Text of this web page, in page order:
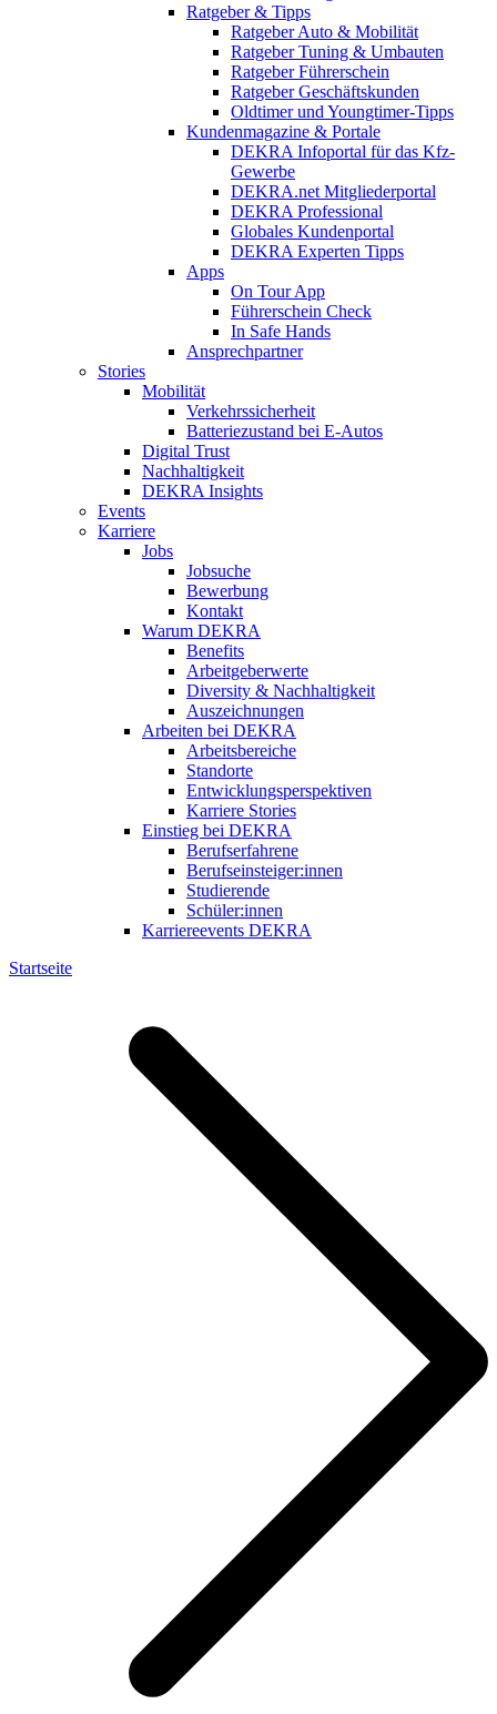
Ratgeber & Tipps
Ratgeber Auto & Mobilität
Ratgeber Tuning & Umbauten
Ratgeber Führerschein
Ratgeber Geschäftskunden
Oldtimer und Youngtimer-Tipps
Kundenmagazine & Portale
DEKRA Infoportal für das Kfz-
Gewerbe
DEKRA.net Mitgliederportal
DEKRA Professional
Globales Kundenportal
DEKRA Experten Tipps
Apps
On Tour App
Führerschein Check
In Safe Hands
Ansprechpartner
Stories
Mobilität
Verkehrssicherheit
Batteriezustand bei E-Autos
Digital Trust
Nachhaltigkeit
DEKRA Insights
Events
Karriere
Jobs
Jobsuche
Bewerbung
Kontakt
Warum DEKRA
Benefits
Arbeitgeberwerte
Diversity & Nachhaltigkeit
Auszeichnungen
Arbeiten bei DEKRA
Arbeitsbereiche
Standorte
Entwicklungsperspektiven
Karriere Stories
Einstieg bei DEKRA
Berufserfahrene
Berufseinsteiger:innen
Studierende
Schüler:innen
Karriereevents DEKRA
Startseite